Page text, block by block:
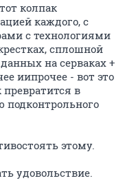
колпак
каждого, с
с технологиями
сплошной
на серваках +
иипрочее - вот это
превратится в
подконтрольного
этому.
удовольствие.